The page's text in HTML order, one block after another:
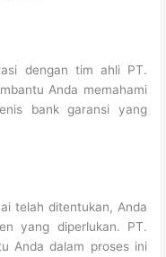
dengan tim ahli PT.
Anda memahami
bank garansi yang
telah ditentukan, Anda
yang diperlukan. PT.
Anda dalam proses ini